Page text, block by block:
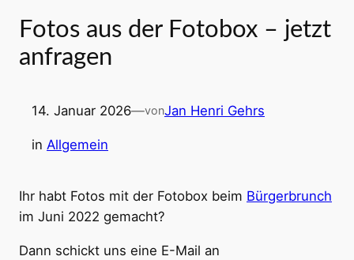
Fotos aus der Fotobox – jetzt
anfragen
14. Januar 2026—vonJan Henri Gehrs
in Allgemein
Ihr habt Fotos mit der Fotobox beim Bürgerbrunch
im Juni 2022 gemacht?
Dann schickt uns eine E-Mail an